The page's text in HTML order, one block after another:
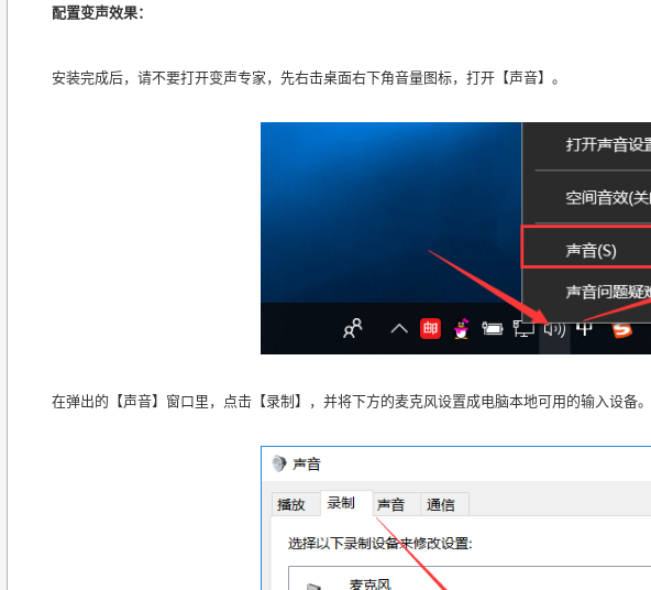
配置变声效果：
安装完成后，请不要打开变声专家，先右击桌面右下角音量图标，打开【声音】。
在弹出的【声音】窗口里，点击【录制】，并将下方的麦克风设置成电脑本地可用的输入设备。